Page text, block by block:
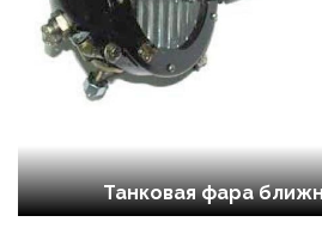
Танковая фара